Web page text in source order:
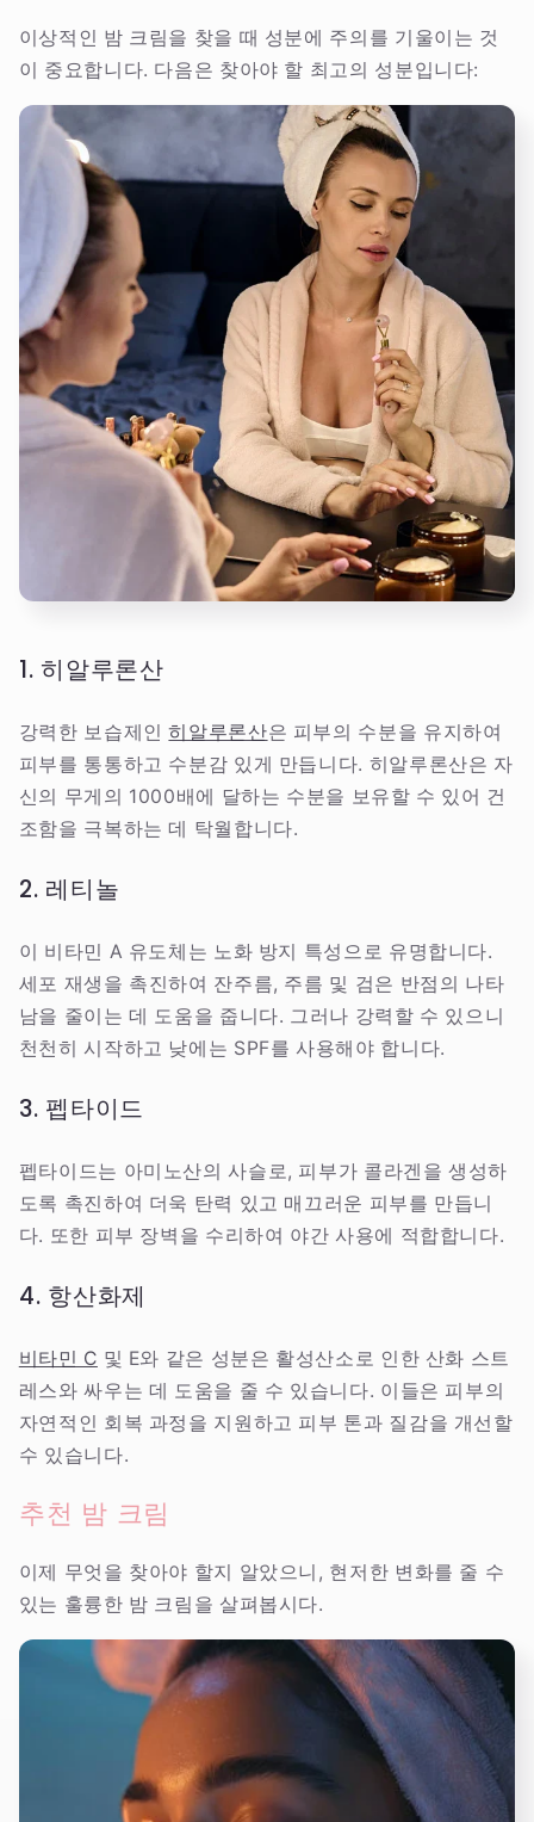
이상적인 밤 크림을 찾을 때 성분에 주의를 기울이는 것
이 중요합니다. 다음은 찾아야 할 최고의 성분입니다:
1. 히알루론산
강력한 보습제인히알루론산은 피부의 수분을 유지하여
피부를 통통하고 수분감 있게 만듭니다. 히알루론산은 자
신의 무게의 1000배에 달하는 수분을 보유할 수 있어 건
조함을 극복하는 데 탁월합니다.
2. 레티놀
이 비타민 A 유도체는 노화 방지 특성으로 유명합니다.
세포 재생을 촉진하여 잔주름, 주름 및 검은 반점의 나타
남을 줄이는 데 도움을 줍니다. 그러나 강력할 수 있으니
천천히 시작하고 낮에는 SPF를 사용해야 합니다.
3. 펩타이드
펩타이드는 아미노산의 사슬로, 피부가 콜라겐을 생성하
도록 촉진하여 더욱 탄력 있고 매끄러운 피부를 만듭니
다. 또한 피부 장벽을 수리하여 야간 사용에 적합합니다.
4. 항산화제
비타민 C 및 E와 같은 성분은 활성산소로 인한 산화 스트
레스와 싸우는 데 도움을 줄 수 있습니다. 이들은 피부의
자연적인 회복 과정을 지원하고 피부 톤과 질감을 개선할
수 있습니다.
추천 밤 크림
이제 무엇을 찾아야 할지 알았으니, 현저한 변화를 줄 수
있는 훌륭한 밤 크림을 살펴봅시다.